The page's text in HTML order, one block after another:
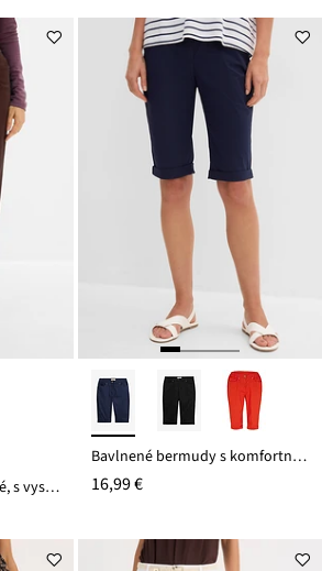
Twillové nohavice, rovné, s vysokým pásom
Bavlnené bermudy s komfortným pásom z bavlneného mixu
16,99 €